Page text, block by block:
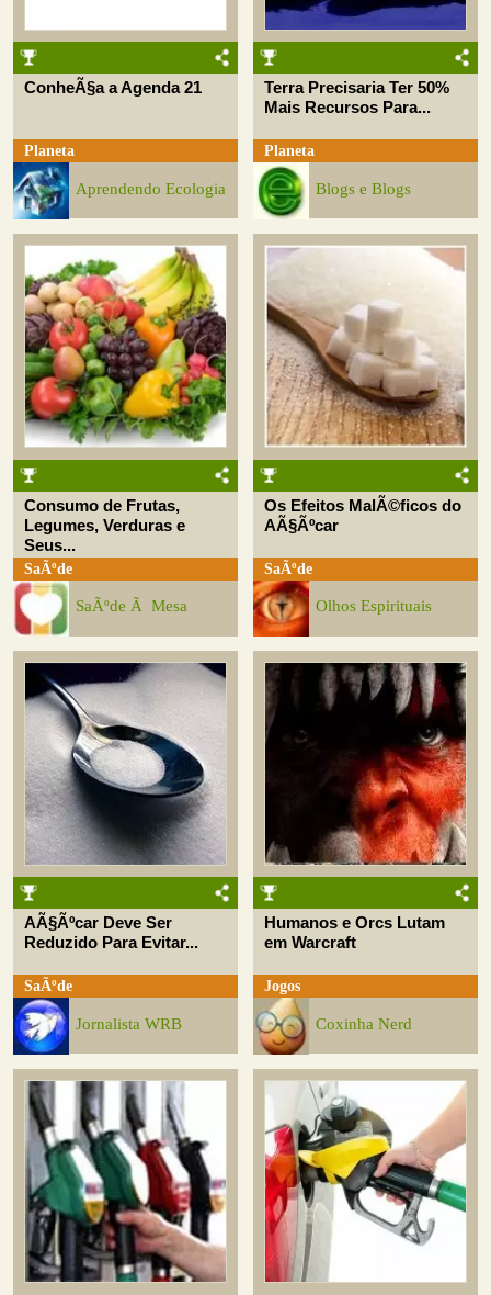
ConheÃ§a a Agenda 21
Planeta
Aprendendo Ecologia
Terra Precisaria Ter 50%
Mais Recursos Para...
Planeta
Blogs e Blogs
Consumo de Frutas,
Legumes, Verduras e
Seus...
SaÃºde
SaÃºde Ã Mesa
Os Efeitos MalÃ©ficos do
AÃ§Ãºcar
SaÃºde
Olhos Espirituais
AÃ§Ãºcar Deve Ser
Reduzido Para Evitar...
SaÃºde
Jornalista WRB
Humanos e Orcs Lutam
em Warcraft
Jogos
Coxinha Nerd